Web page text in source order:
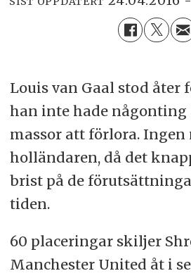
Louis van Gaal stod åter
han inte hade någonting
massor att förlora.
holländaren, då det
brist på de
tiden.
60 placeringar skiljer
Manchester United åt i